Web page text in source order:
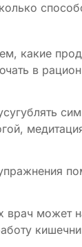
какие
в
врач может